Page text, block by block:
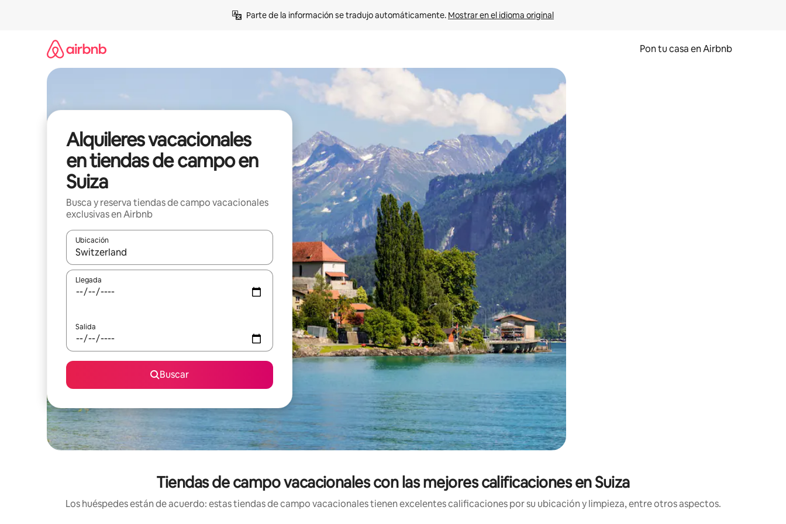
Parte de la información se tradujo automáticamente. Mostrar en el idioma original
Pon tu casa en Airbnb
Alquileres vacacionales
en tiendas de campo en
Suiza
Busca y reserva tiendas de campo vacacionales
exclusivas en Airbnb
Ubicación
Cuando los resultados estén disponibles, navega con las teclas de flecha hacia arriba y hacia abajo o explora con el tacto o desliza el dedo.
Llegada
Salida
Buscar
Tiendas de campo vacacionales con las mejores calificaciones en Suiza
Los huéspedes están de acuerdo: estas tiendas de campo vacacionales tienen excelentes calificaciones por su ubicación y limpieza, entre otros aspectos.